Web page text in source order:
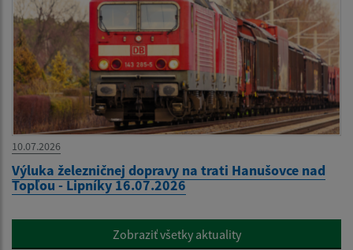
10.07.2026
Výluka železničnej dopravy na trati Hanušovce nad
Topľou - Lipníky 16.07.2026
Zobraziť všetky aktuality